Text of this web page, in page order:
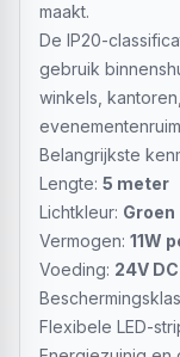
maakt.
De IP20-
gebruik
winkels,
Belangrijkste
Lengte: 5 meter
Lichtkleur: Groen
Vermogen: 11W
Voeding: 24V DC
Flexibele LED-